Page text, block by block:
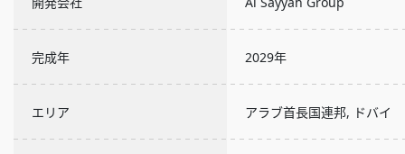
完成年 2029年
エリア アラブ首長国連邦, ドバイ